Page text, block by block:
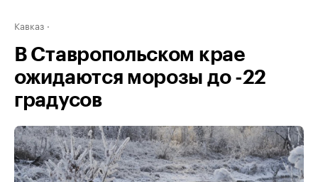
Кавказ
В Ставропольском крае
ожидаются морозы до -22
градусов